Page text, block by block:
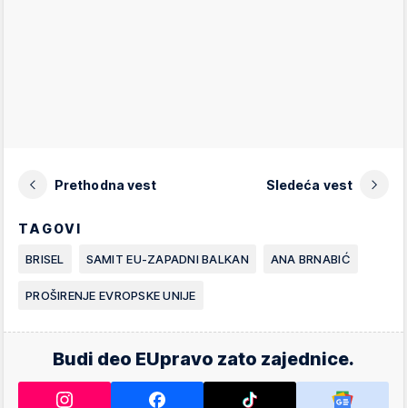
Prethodna vest Sledeća vest
TAGOVI
BRISEL SAMIT EU-ZAPADNI BALKAN ANA BRNABIĆ
PROŠIRENJE EVROPSKE UNIJE
Budi deo EUpravo zato zajednice.